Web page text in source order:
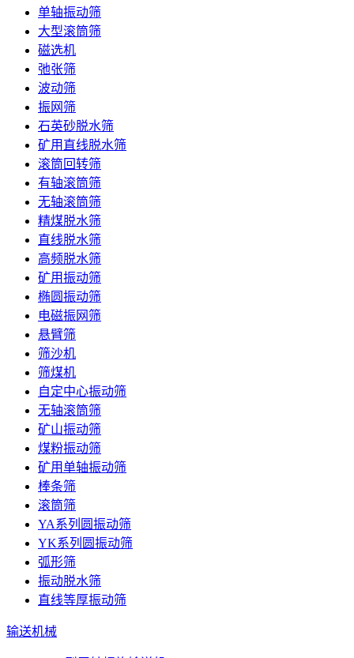
单轴振动筛
大型滚筒筛
磁选机
弛张筛
波动筛
振网筛
石英砂脱水筛
矿用直线脱水筛
滚筒回转筛
有轴滚筒筛
无轴滚筒筛
精煤脱水筛
直线脱水筛
高频脱水筛
矿用振动筛
椭圆振动筛
电磁振网筛
悬臂筛
筛沙机
筛煤机
自定中心振动筛
无轴滚筒筛
矿山振动筛
煤粉振动筛
矿用单轴振动筛
棒条筛
滚筒筛
YA系列圆振动筛
YK系列圆振动筛
弧形筛
振动脱水筛
直线等厚振动筛
输送机械